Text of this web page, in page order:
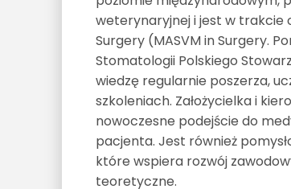
weterynaryjnej i jest w trakcie
Surgery (MASVM in Surgery.
Stomatologii Polskiego
wiedzę regularnie poszerza,
szkoleniach. Założycielka i
nowoczesne podejście do
pacjenta. Jest również
które wspiera rozwój
teoretyczne.